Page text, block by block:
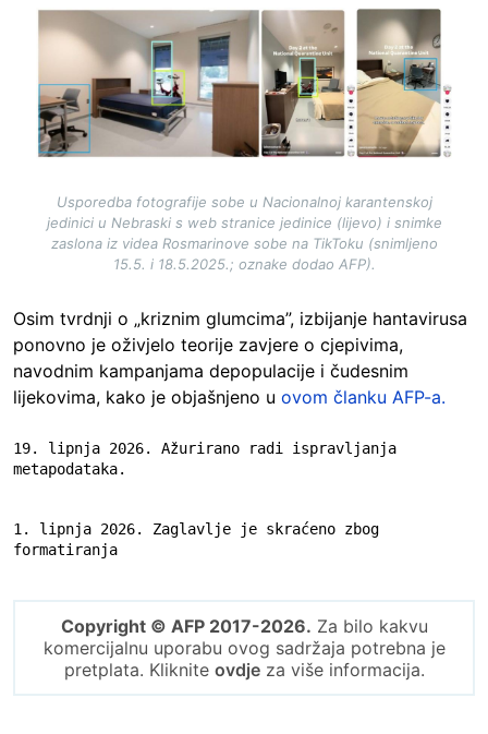
Usporedba fotografije sobe u Nacionalnoj karantenskoj
jedinici u Nebraski s web stranice jedinice (lijevo) i snimke
zaslona iz videa Rosmarinove sobe na TikToku (snimljeno
15.5. i 18.5.2025.; oznake dodao AFP).
Osim tvrdnji o „kriznim glumcima”, izbijanje hantavirusa
ponovno je oživjelo teorije zavjere o cjepivima,
navodnim kampanjama depopulacije i čudesnim
lijekovima, kako je objašnjeno u ovom članku AFP-a.
19. lipnja 2026. Ažurirano radi ispravljanja
metapodataka.
1. lipnja 2026. Zaglavlje je skraćeno zbog
formatiranja
Copyright © AFP 2017-2026. Za bilo kakvu
komercijalnu uporabu ovog sadržaja potrebna je
pretplata. Kliknite ovdjeza više informacija.